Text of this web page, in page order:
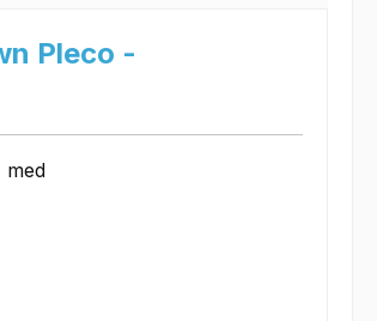
Pleco -
med